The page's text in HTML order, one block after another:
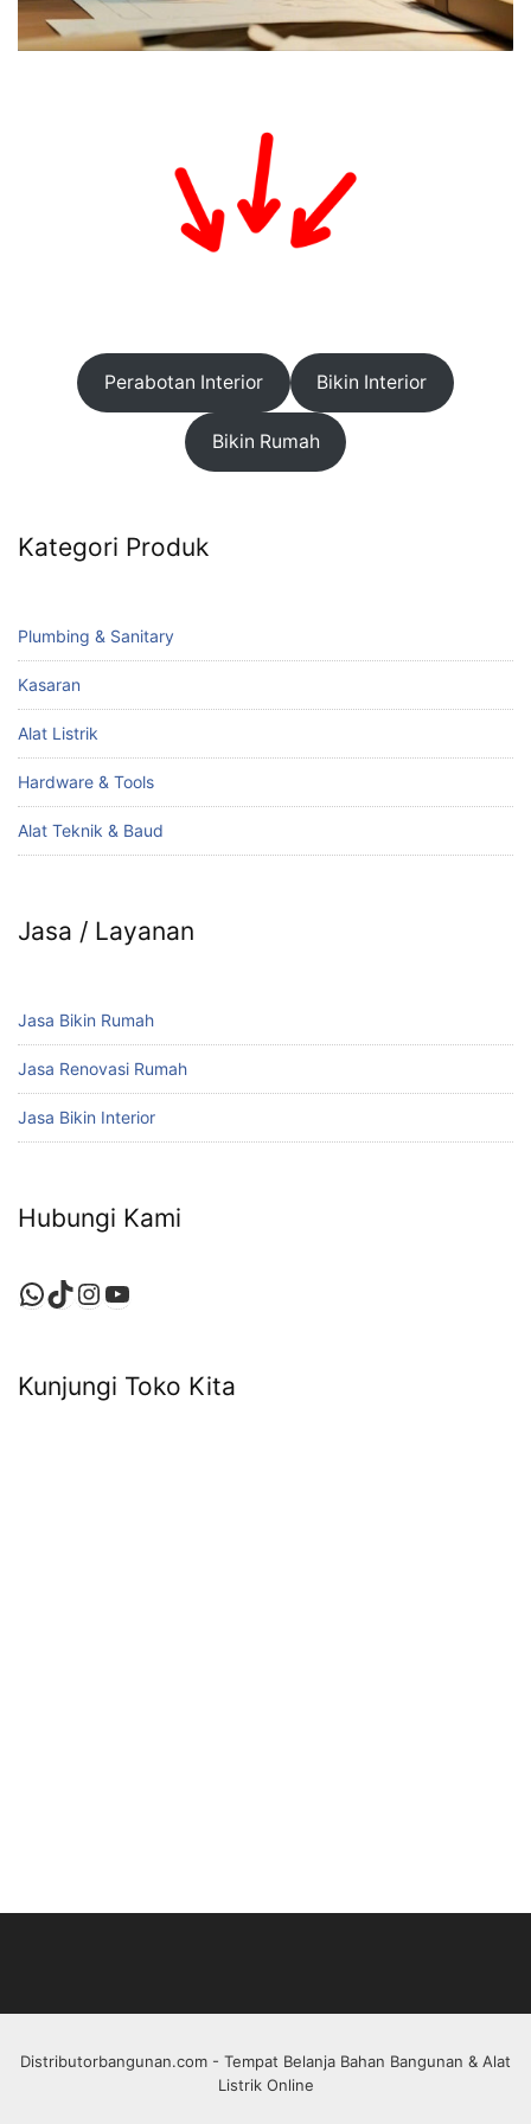
Perabotan Interior Bikin Interior
Bikin Rumah
Kategori Produk
Plumbing & Sanitary
Kasaran
Alat Listrik
Hardware & Tools
Alat Teknik & Baud
Jasa / Layanan
Jasa Bikin Rumah
Jasa Renovasi Rumah
Jasa Bikin Interior
Hubungi Kami
WhatsApp
TikTok
Instagram
YouTube
Kunjungi Toko Kita
Distributorbangunan.com - Tempat Belanja Bahan Bangunan & Alat
Listrik Online